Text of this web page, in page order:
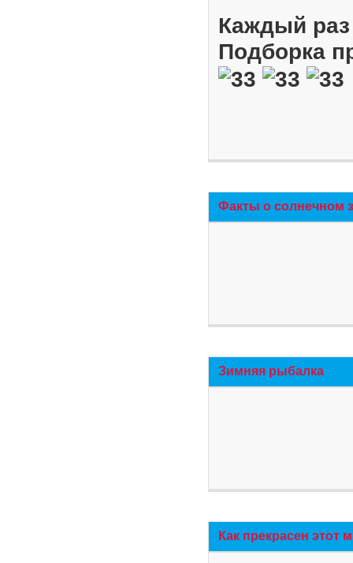
Каждый
Подборка
Факты о солнечном
Зимняя рыбалка
Как прекрасен этот